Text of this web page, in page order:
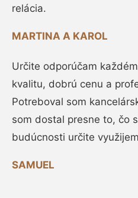
relácia.
MARTINA A KAROL
Určite odporúčam
kvalitu, dobrú cenu a
Potreboval som
som dostal presne to, čo
budúcnosti určite
SAMUEL